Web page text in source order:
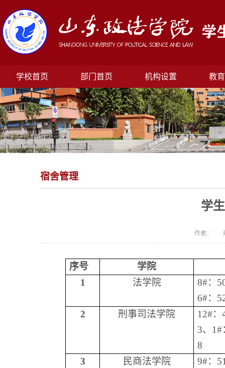
学校首页 部门首页 机构设置 教
宿舍管理
学
作者：
序号
学院
1
法学院
8#：
6#：
2
刑事司法学院
12#：
3、1#
8
3
民商法学院
9#：